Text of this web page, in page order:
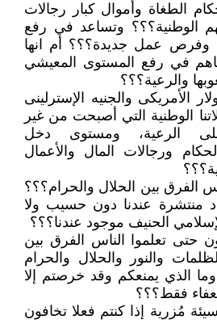
الطغاة وأموال كبار رجالات
الوطنية؟؟؟ وتساعد في رفع
وفرص عمل جديدة؟؟؟ أم انها
في رفع المستوى المعيشي
والرعية؟؟؟
الأمريكى والجنيه الإسترلينى
الوطنية التي أصبحت من غير
الرعية، ومستوى دخل
ورجالات المال والأعمال
الفرق بين الحلال والحرام؟؟؟
منتشرة عندنا دون حسيب ولا
الحنيف موجود عندنا؟؟؟
حتى تعلموا الناس الفرق بين
والنور والحلال والحرام
الذي يمنعكم وقد خرصتم إلا
فقط؟؟؟
مُزرية إذا كنتم فعلا تخافون